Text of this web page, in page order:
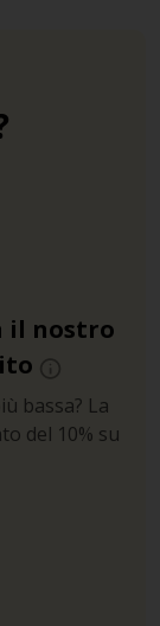
il nostro
bassa? La
del 10% su